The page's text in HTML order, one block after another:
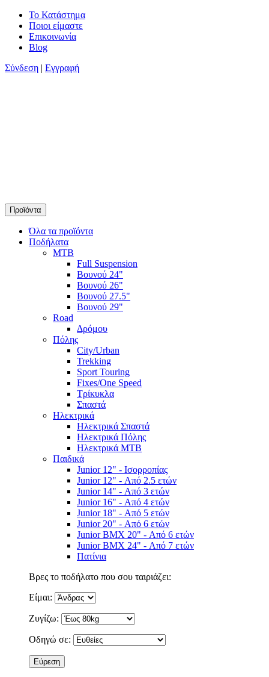
Skip
content
Το Κατάστημα
Ποιοι είμαστε
Επικοινωνία
Blog
Σύνδεση | Εγγραφή
Timamopoulos.gr
45 χρόνια πρώτοι στο ποδήλατο
Προϊόντα
Όλα τα προϊόντα
Ποδήλατα
MTB
Full Suspension
Βουνού 24"
Βουνού 26"
Βουνού 27.5"
Βουνού 29"
Road
Δρόμου
Πόλης
City/Urban
Trekking
Sport Touring
Fixes/One Speed
Τρίκυκλα
Σπαστά
Ηλεκτρικά
Ηλεκτρικά Σπαστά
Ηλεκτρικά Πόλης
Ηλεκτρικά MTB
Παιδικά
Junior 12" - Ισορροπίας
Junior 12" - Από 2.5 ετών
Junior 14" - Από 3 ετών
Junior 16" - Από 4 ετών
Junior 18" - Από 5 ετών
Junior 20" - Από 6 ετών
Junior BMX 20" - Από 6 ετών
Junior BMX 24" - Από 7 ετών
Πατίνια
Βρες το ποδήλατο που σου ταιριάζει:
Είμαι:
Ζυγίζω:
Οδηγώ σε: